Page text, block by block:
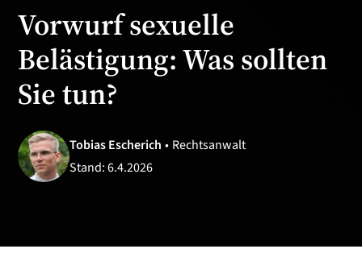
Vorwurf sexuelle
Belästigung: Was sollten
Sie tun?
Tobias Escherich • Rechtsanwalt
Stand:6.4.2026